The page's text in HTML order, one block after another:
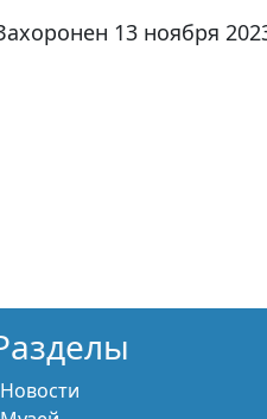
13 ноября
Новости